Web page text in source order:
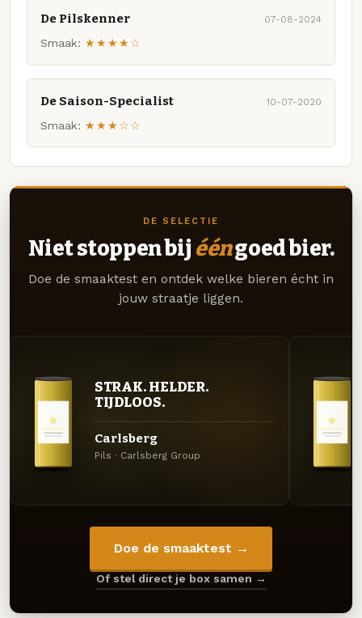
De Pilskenner 07-08-2024
Smaak: ★★★★☆
De Saison-Specialist 10-07-2020
Smaak: ★★★☆☆
DE SELECTIE
Niet stoppen bij ééngoed bier.
Doe de smaaktest en ontdek welke bieren écht in
jouw straatje liggen.
STRAK. HELDER.
TIJDLOOS.
Carlsberg
Pils · Carlsberg Group
Doe de smaaktest →
Of stel direct je box samen →